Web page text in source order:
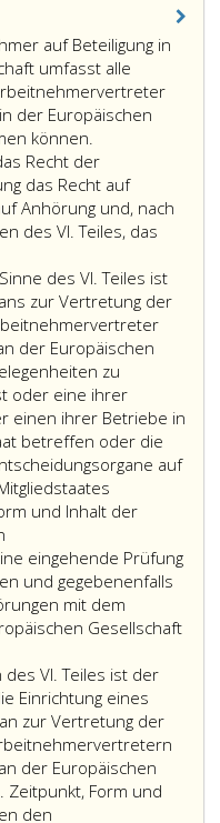
auf Beteiligung in
umfasst alle
der Europäischen
können.
Recht der
das Recht auf
Anhörung und, nach
des VI. Teiles, das
Recht
Gesellschaft
Arbeitnehmervertreter
Einfluss
des VI. Teiles ist
zur Vertretung der
der Europäischen
zu
oder eine ihrer
einen ihrer Betriebe in
betreffen oder die
auf
und Inhalt der
eingehende Prüfung
und gegebenenfalls
mit dem
Gesellschaft
VI. Teiles ist der
Einrichtung eines
zur Vertretung der
der Europäischen
Zeitpunkt, Form und
den